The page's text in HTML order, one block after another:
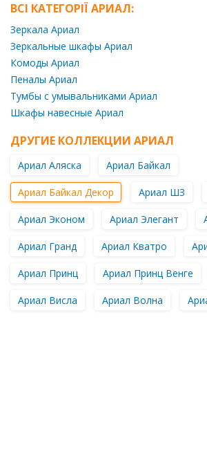
ВСІ КАТЕГОРІЇ АРИАЛ:
Зеркала Ариал
Зеркальные шкафы Ариал
Комоды Ариал
Пеналы Ариал
Тумбы с умывальниками Ариал
Шкафы навесные Ариал
ДРУГИЕ КОЛЛЕКЦИИ АРИАЛ
Ариал Аляска Ариал Байкал
Ариал Байкал Декор Ариал ШЗ
Ариал Эконом Ариал Элегант
Ариал Гранд Ариал Кватро
Ариал Принц Ариал Принц Венге
Ариал Висла Ариал Волна